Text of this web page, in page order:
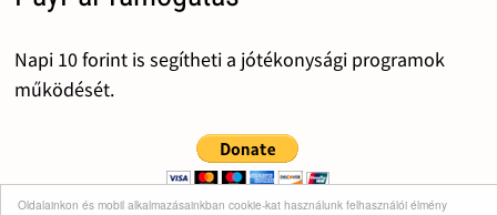
Oldalainkon és mobil alkalmazásainkban cookie-kat használunk felhasználói élmény
Napi 10 forint is segítheti a jótékonysági programok
működését.